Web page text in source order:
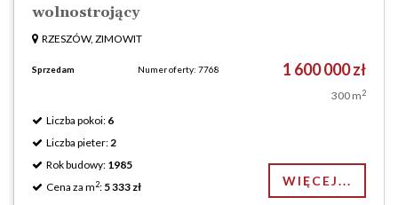
wolnostrojący
RZESZÓW, ZIMOWIT
Sprzedam Numer oferty: 7768 1 600 000 zł
300 m2
Liczba pokoi: 6
Liczba pieter:2
Rok budowy: 1985
Cena za m2: 5 333 zł WIĘCEJ...